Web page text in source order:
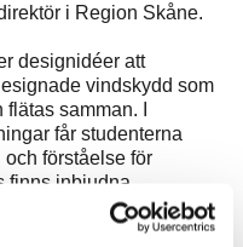
i Region Skåne.
designidéer att
vindskydd som
samman. I
får studenterna
förståelse för
finns inbjudna
och inspirera